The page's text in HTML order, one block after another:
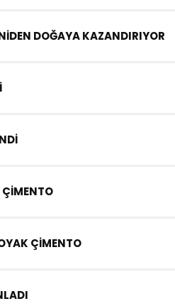
DOĞAYA KAZANDIRIYOR
ÇİMENTO